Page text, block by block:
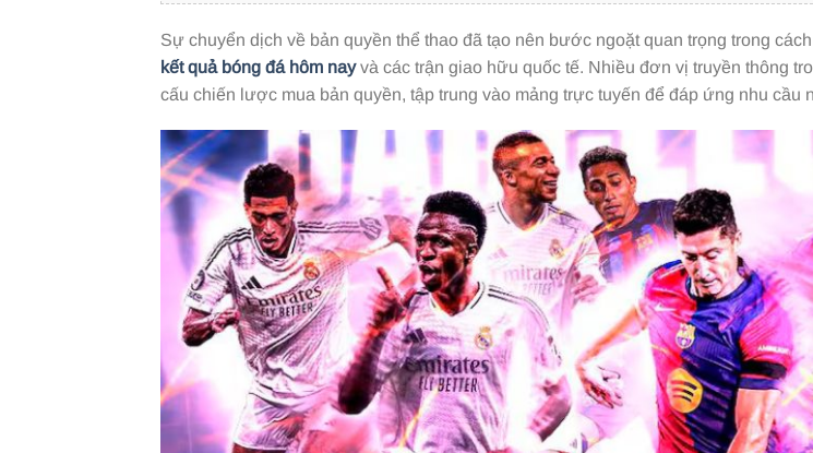
Sự chuyển dịch về bản quyền thể thao đã tạo nên bước ngoặt quan trọng trong
kết quả bóng đá hôm nay và các trận giao hữu quốc tế. Nhiều đơn vị truyền thông
cấu chiến lược mua bản quyền, tập trung vào mảng trực tuyến để đáp ứng nhu cầu